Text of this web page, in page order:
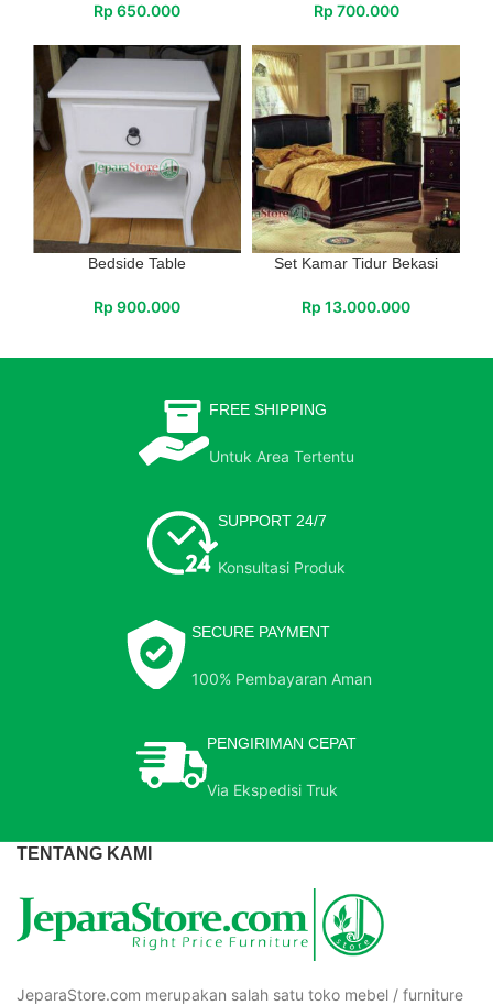
Rp 650.000 Rp 700.000
Bedside Table
Rp 900.000
Set Kamar Tidur Bekasi
Rp 13.000.000
FREE SHIPPING
Untuk Area Tertentu
SUPPORT 24/7
Konsultasi Produk
SECURE PAYMENT
100% Pembayaran Aman
PENGIRIMAN CEPAT
Via Ekspedisi Truk
TENTANG KAMI
JeparaStore.com merupakan salah satu toko mebel / furniture